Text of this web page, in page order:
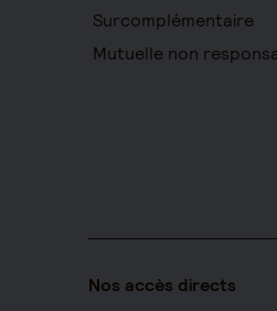
Surcomplémentaire
Mutuelle non
Nos accès directs